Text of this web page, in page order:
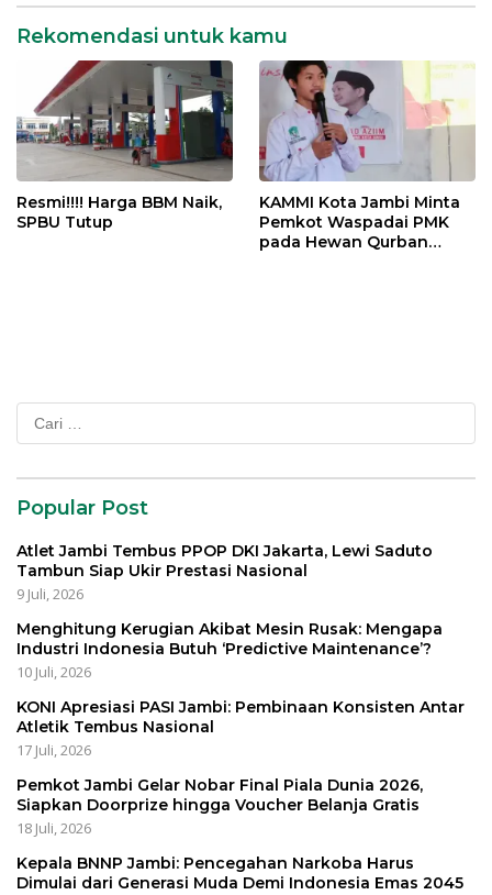
Rekomendasi untuk kamu
Resmi!!!! Harga BBM Naik,
SPBU Tutup
KAMMI Kota Jambi Minta
Pemkot Waspadai PMK
pada Hewan Qurban
Cari
untuk:
Popular Post
Atlet Jambi Tembus PPOP DKI Jakarta, Lewi Saduto
Tambun Siap Ukir Prestasi Nasional
9 Juli, 2026
Menghitung Kerugian Akibat Mesin Rusak: Mengapa
Industri Indonesia Butuh ‘Predictive Maintenance’?
10 Juli, 2026
KONI Apresiasi PASI Jambi: Pembinaan Konsisten Antar
Atletik Tembus Nasional
17 Juli, 2026
Pemkot Jambi Gelar Nobar Final Piala Dunia 2026,
Siapkan Doorprize hingga Voucher Belanja Gratis
18 Juli, 2026
Kepala BNNP Jambi: Pencegahan Narkoba Harus
Dimulai dari Generasi Muda Demi Indonesia Emas 2045